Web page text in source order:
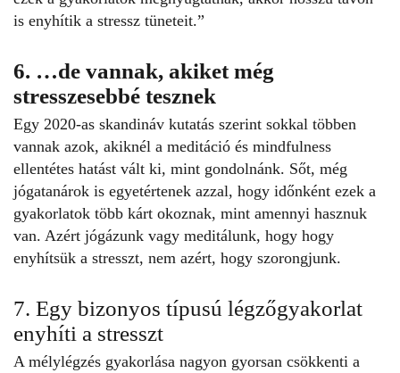
is enyhítik a stressz tüneteit.”
6. …de vannak, akiket még
stresszesebbé tesznek
Egy 2020-as skandináv kutatás szerint sokkal többen
vannak azok, akiknél a meditáció és mindfulness
ellentétes hatást vált ki, mint gondolnánk. Sőt, még
jógatanárok is egyetértenek azzal, hogy időnként ezek a
gyakorlatok több kárt okoznak, mint amennyi hasznuk
van. Azért jógázunk vagy meditálunk, hogy hogy
enyhítsük a stresszt, nem azért, hogy szorongjunk.
7. Egy bizonyos típusú légzőgyakorlat
enyhíti a stresszt
A mélylégzés gyakorlása nagyon gyorsan csökkenti a